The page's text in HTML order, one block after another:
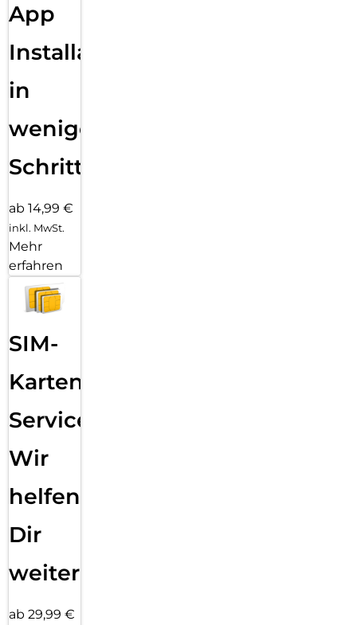
App
Installation
in
wenigen
Schritten
ab 14,99 €
inkl. MwSt.
Mehr
erfahren
SIM-
Karten
Service:
Wir
helfen
Dir
weiter
ab 29,99 €